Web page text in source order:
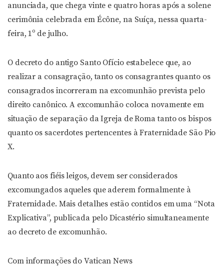
anunciada, que chega vinte e quatro horas após a solene
cerimônia celebrada em Écône, na Suíça, nessa quarta-
feira, 1º de julho.
O decreto do antigo Santo Ofício estabelece que, ao
realizar a consagração, tanto os consagrantes quanto os
consagrados incorreram na excomunhão prevista pelo
direito canônico. A excomunhão coloca novamente em
situação de separação da Igreja de Roma tanto os bispos
quanto os sacerdotes pertencentes à Fraternidade São Pio
X.
Quanto aos fiéis leigos, devem ser considerados
excomungados aqueles que aderem formalmente à
Fraternidade. Mais detalhes estão contidos em uma “Nota
Explicativa”, publicada pelo Dicastério simultaneamente
ao decreto de excomunhão.
Com informações do Vatican News